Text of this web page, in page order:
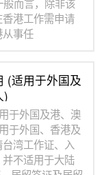
港工作需申请
事任
(适用于外国及
)
于外国及港、澳
于外国、香港及
湾工作证、入
不适用于大陆